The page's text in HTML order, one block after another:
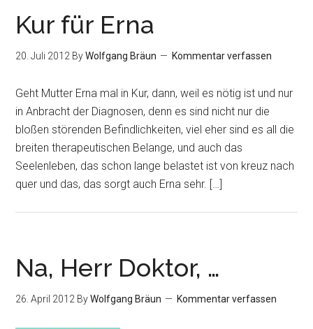
Kur für Erna
20. Juli 2012 ByWolfgang Bräun Kommentar verfassen
Geht Mutter Erna mal in Kur, dann, weil es nötig ist und nur
in Anbracht der Diagnosen, denn es sind nicht nur die
bloßen störenden Befindlichkeiten, viel eher sind es all die
breiten therapeutischen Belange, und auch das
Seelenleben, das schon lange belastet ist von kreuz nach
quer und das, das sorgt auch Erna sehr. […]
Na, Herr Doktor, …
26. April 2012 ByWolfgang Bräun Kommentar verfassen